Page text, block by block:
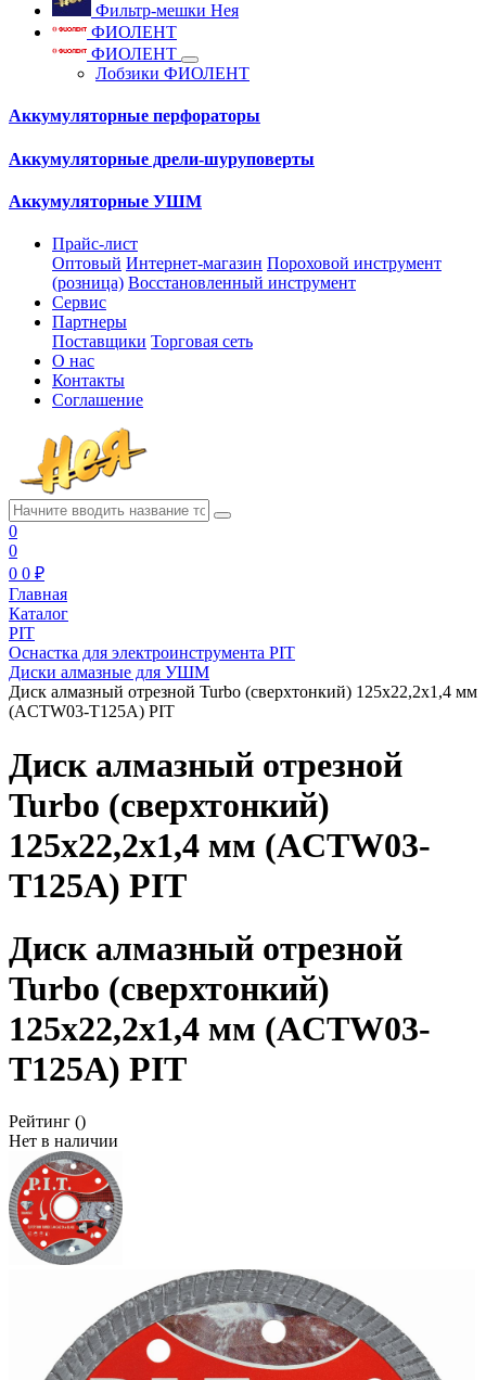
Фильтр-мешки Нея
ФИОЛЕНТ
ФИОЛЕНТ
Лобзики ФИОЛЕНТ
Аккумуляторные перфораторы
Аккумуляторные дрели-шуруповерты
Аккумуляторные УШМ
Прайс-лист
Оптовый Интернет-магазин Пороховой инструмент
(розница) Восстановленный инструмент
Сервис
Партнеры
Поставщики Торговая сеть
О нас
Контакты
Соглашение
0
0
0 0 ₽
Главная
Каталог
PIT
Оснастка для электроинструмента PIT
Диски алмазные для УШМ
Диск алмазный отрезной Turbo (сверхтонкий) 125x22,2x1,4 мм
(ACTW03-T125A) PIT
Диск алмазный отрезной
Turbo (сверхтонкий)
125x22,2x1,4 мм (ACTW03-
T125A) PIT
Диск алмазный отрезной
Turbo (сверхтонкий)
125x22,2x1,4 мм (ACTW03-
T125A) PIT
Рейтинг ()
Нет в наличии